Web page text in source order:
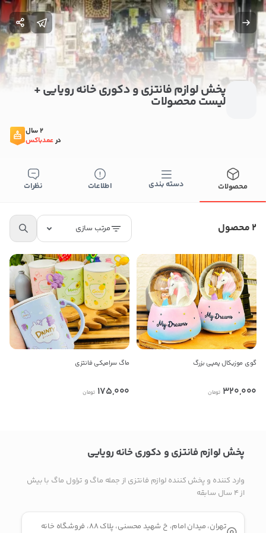
پخش لوازم فانتزی و دکوری خانه رویایی +
لیست محصولات
2 سال
درعمدباکس
محصولات دسته بندی اطلاعات نظرات
2 محصول مرتب سازی
گوی موزیکال پمپی بزرگ
320,000 تومان
ماگ سرامیکی فانتزی
175,000 تومان
بستن
پخش لوازم فانتزی و دکوری خانه رویایی
کپی 09362808669
راه های دیگر ارتباطی
تلفن ثابت
پیام در تلگرام
کانال تلگرام
بدیهی است عمدباکس هیچ نوع مسئولیتی در قبال نداشته و
صحت موارد ذکر شده بر عهده فرد آگهی دهنده می باشد.
پخش لوازم فانتزی و دکوری خانه رویایی
وارد کننده و پخش کننده لوازم فانتزی از جمله ماگ و تراول ماگ با بیش
از ۴ سال سابقه
تهران، میدان امام، خ شهید محسنی، پلاک ۸۸، فروشگاه خانه